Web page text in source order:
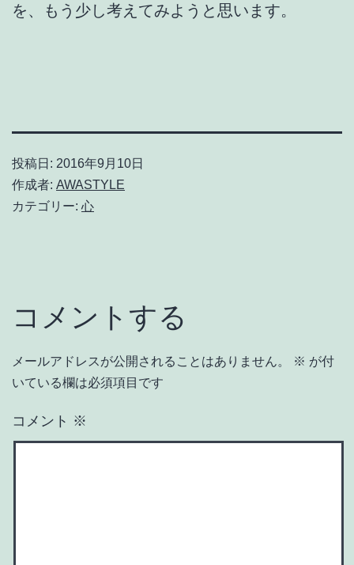
を、もう少し考えてみようと思います。
投稿日: 2016年9月10日
作成者: AWASTYLE
カテゴリー: 心
コメントする
メールアドレスが公開されることはありません。 ※ が付
いている欄は必須項目です
コメント ※